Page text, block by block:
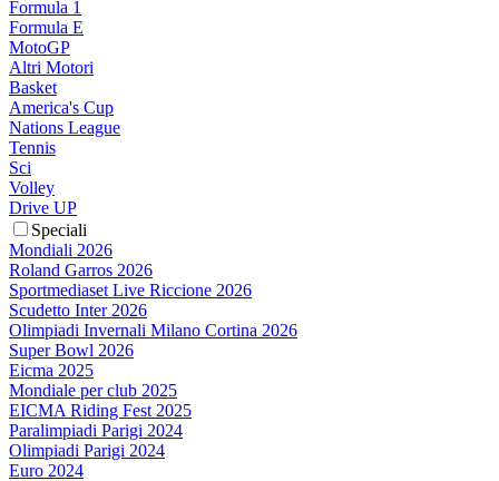
Formula 1
Formula E
MotoGP
Altri Motori
Basket
America's Cup
Nations League
Tennis
Sci
Volley
Drive UP
Speciali
Mondiali 2026
Roland Garros 2026
Sportmediaset Live Riccione 2026
Scudetto Inter 2026
Olimpiadi Invernali Milano Cortina 2026
Super Bowl 2026
Eicma 2025
Mondiale per club 2025
EICMA Riding Fest 2025
Paralimpiadi Parigi 2024
Olimpiadi Parigi 2024
Euro 2024